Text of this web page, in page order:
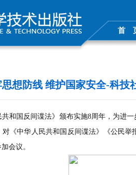
首
想防线 维护国家安全-科技
和国反间谍法》颁布实施8周年，为进
《中华人民共和国反间谍法》《公民
会议。